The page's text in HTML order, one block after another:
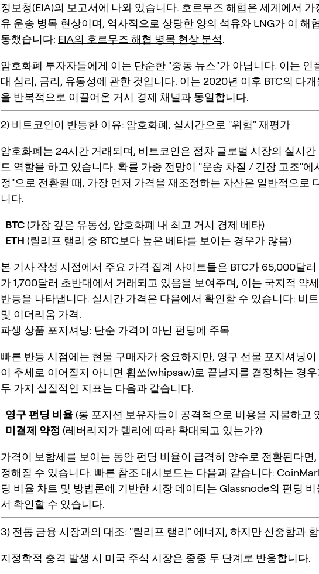
정보청(EIA)의 보고서에 나와 있습니다. 호르무즈 해협은 세계에서 가
유 운송 병목 현상이며, 역사적으로 상당한 양의 석유와 LNG가 이 해
동했습니다: EIA의 호르무즈 해협 병목 현상 분석.
암호화폐 투자자들에게 이는 단순한 "중동 뉴스"가 아닙니다. 이는 인
대 심리, 금리, 유동성에 관한 것입니다. 이는 2020년 이후 BTC의 다
을 반복적으로 이끌어온 거시 경제 채널과 동일합니다.
2) 비트코인이 반등한 이유: 암호화폐, 실시간으로 "위험" 재평가
암호화폐는 24시간 거래되며, 비트코인은 점차 글로벌 시장의 실시간
드 역할을 하고 있습니다. 확률 가중 전망이 "운송 차질 / 긴장 고조"에
정"으로 전환될 때, 가장 먼저 가격을 재조정하는 자산은 일반적으로
니다.
BTC(가장 깊은 유동성, 암호화폐 내 최고 거시 경제 베타)
ETH (릴리프 랠리 중 BTC보다 높은 베타를 보이는 경우가 많음)
본 기사 작성 시점에서 주요 가격 집계 사이트들은 BTC가 65,000달러
가 1,700달러 초반대에서 거래되고 있음을 보여주며, 이는 국지적 약
반등을 나타냅니다. 실시간 가격은 다음에서 확인할 수 있습니다: 비
및 이더리움 가격.
파생 상품 포지셔닝: 단순 가격이 아닌 펀딩에 주목
빠른 반등 시점에는 현물 구매자가 중요하지만, 영구 선물 포지셔닝이
이 추세로 이어질지 아니면 휩쏘(whipsaw)로 끝날지를 결정하는 경
두 가지 실질적인 지표는 다음과 같습니다.
영구 펀딩 비율(롱 포지션 보유자들이 공격적으로 비용을 지불하고
미결제 약정 (레버리지가 랠리에 따라 확대되고 있는가?)
가격이 보합세를 보이는 동안 펀딩 비율이 급격히 양수로 전환된다면
정해질 수 있습니다. 빠른 참조 대시보드는 다음과 같습니다:
딩 비율 차트 및 방법론에 기반한 시장 데이터는 Glassnode의 펀딩 비
서 확인할 수 있습니다.
3) 전통 금융 시장과의 대조: "릴리프 랠리" 에너지, 하지만 신중함과
지정학적 충격 발생 시 미국 주식 시장은 종종 두 단계로 반응합니다.